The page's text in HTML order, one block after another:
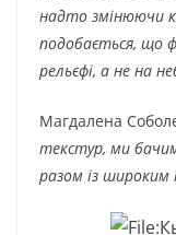
надто змінюючи
подобається, що
рельєфі, а не на
Магдалена
текстур, ми
разом із широким